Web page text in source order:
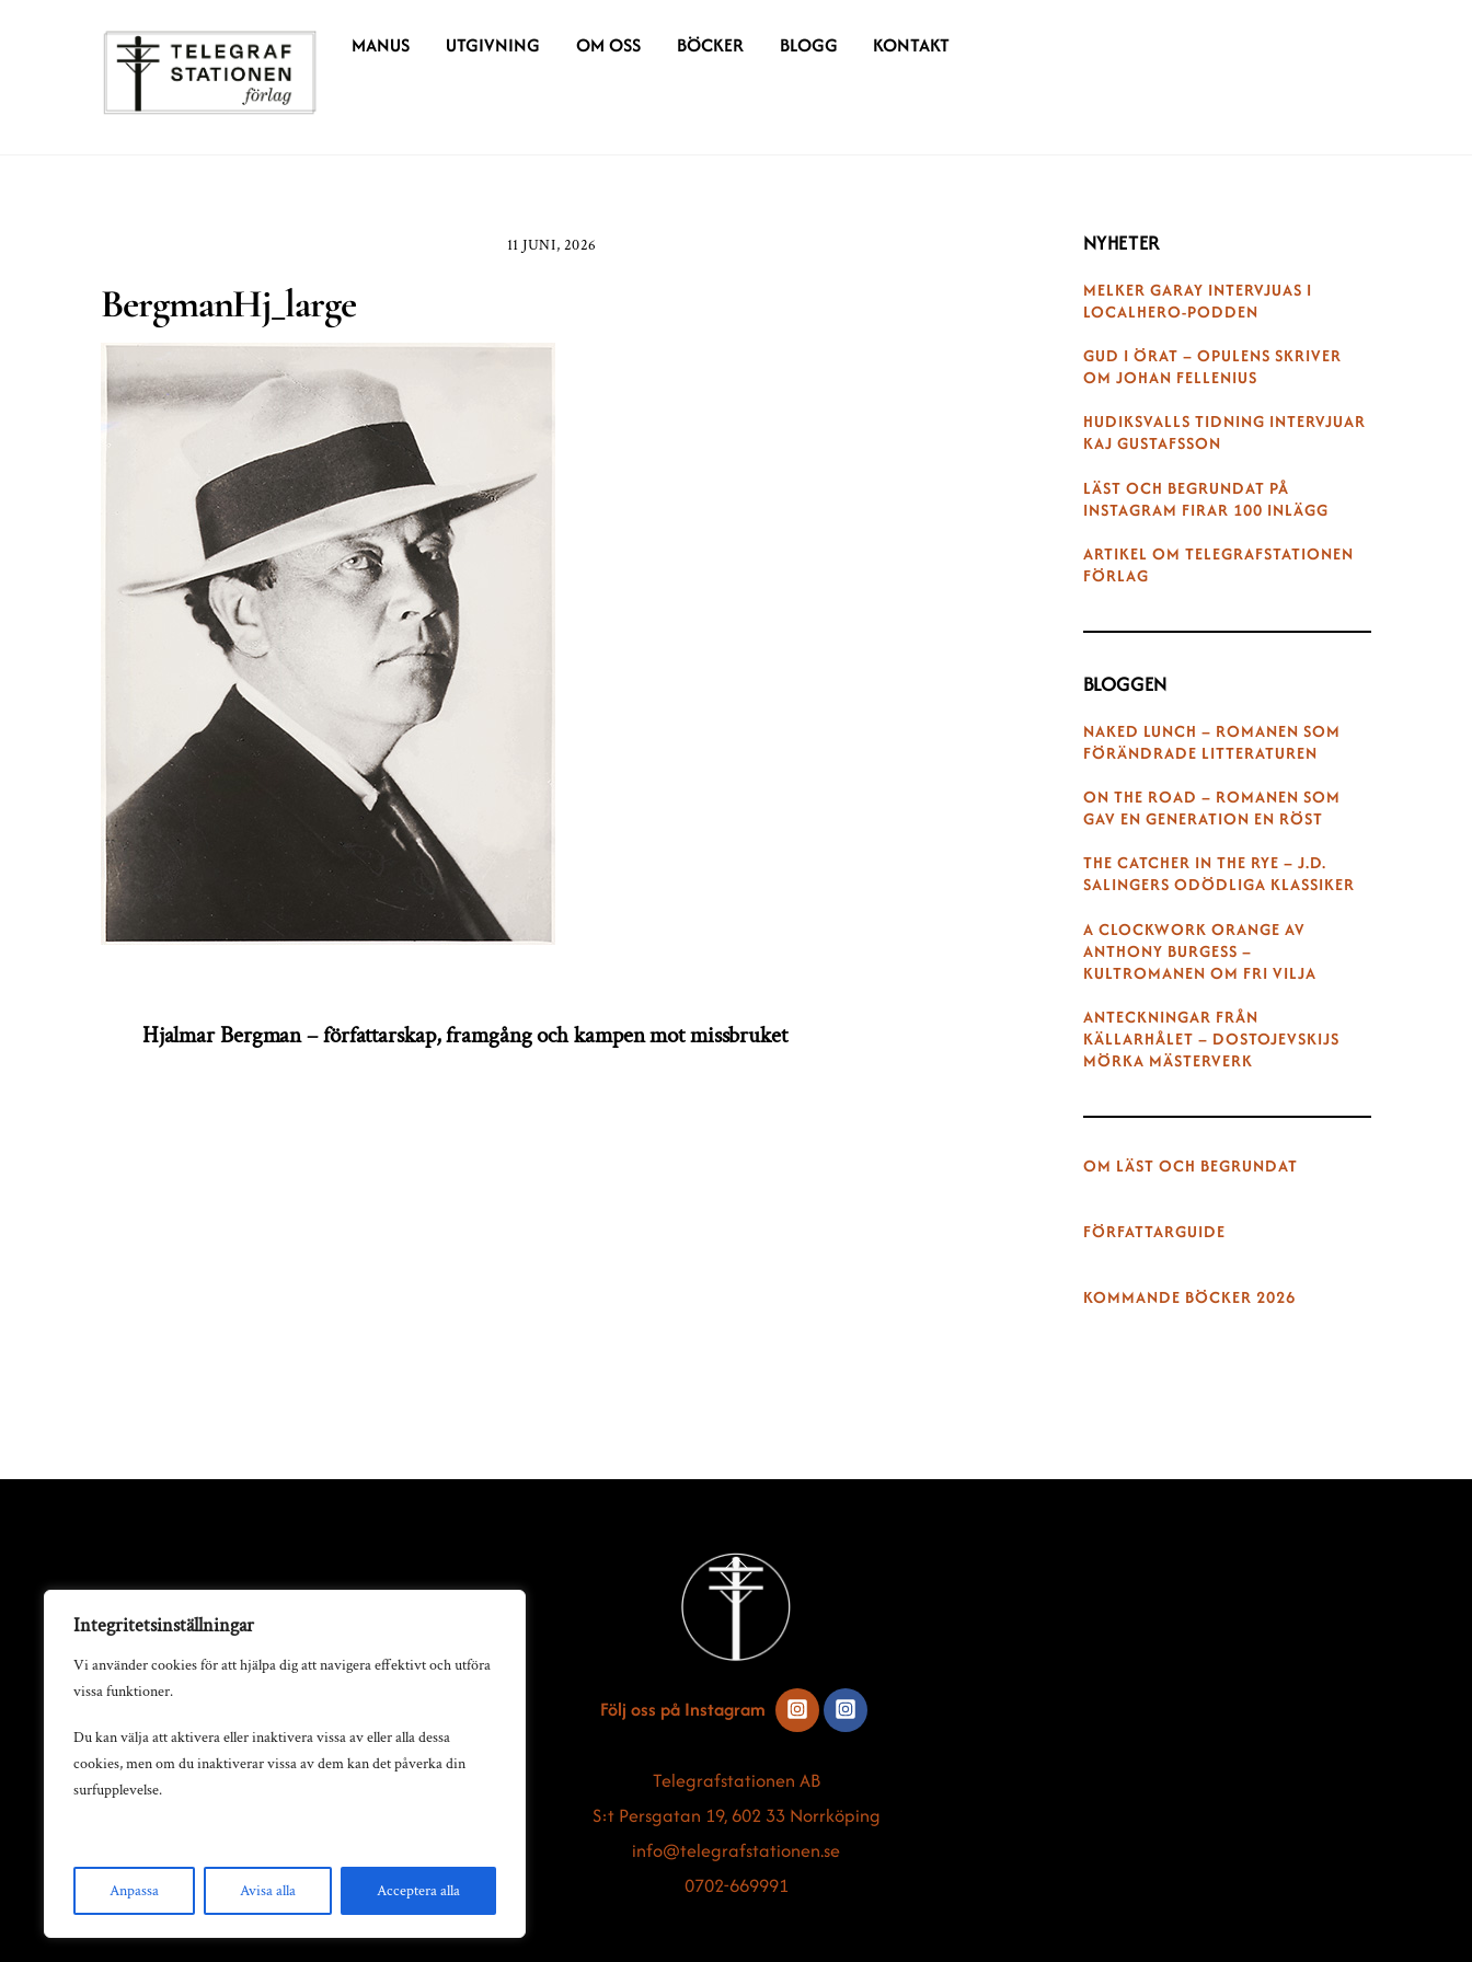
Integritetsinställningar
Vi använder cookies för att hjälpa dig att navigera effektivt och utföra
vissa funktioner.
Du kan välja att aktivera eller inaktivera vissa av eller alla dessa
cookies, men om du inaktiverar vissa av dem kan det påverka din
surfupplevelse.
Anpassa Avisa alla Acceptera alla
MANUS UTGIVNING OM OSS BÖCKER BLOGG KONTAKT
11 JUNI, 2026
BergmanHj_large
Hjalmar Bergman – författarskap, framgång och kampen mot missbruket
NYHETER
MELKER GARAY INTERVJUAS I
LOCALHERO-PODDEN
GUD I ÖRAT – OPULENS SKRIVER
OM JOHAN FELLENIUS
HUDIKSVALLS TIDNING INTERVJUAR
KAJ GUSTAFSSON
LÄST OCH BEGRUNDAT PÅ
INSTAGRAM FIRAR 100 INLÄGG
ARTIKEL OM TELEGRAFSTATIONEN
FÖRLAG
BLOGGEN
NAKED LUNCH – ROMANEN SOM
FÖRÄNDRADE LITTERATUREN
ON THE ROAD – ROMANEN SOM
GAV EN GENERATION EN RÖST
THE CATCHER IN THE RYE – J.D.
SALINGERS ODÖDLIGA KLASSIKER
A CLOCKWORK ORANGE AV
ANTHONY BURGESS –
KULTROMANEN OM FRI VILJA
ANTECKNINGAR FRÅN
KÄLLARHÅLET – DOSTOJEVSKIJS
MÖRKA MÄSTERVERK
OM LÄST OCH BEGRUNDAT
FÖRFATTARGUIDE
KOMMANDE BÖCKER 2026
Back
To
Följ oss på Instagram
Telegrafstationen AB
S:t Persgatan 19, 602 33 Norrköping
info@telegrafstationen.se
0702-669991